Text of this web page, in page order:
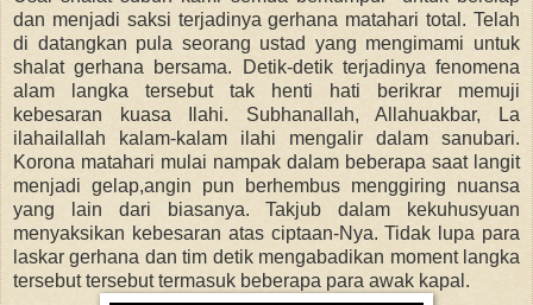
dan menjadi saksi terjadinya gerhana matahari total. Telah
di datangkan pula seorang ustad yang mengimami untuk
shalat gerhana bersama. Detik-detik terjadinya fenomena
alam langka tersebut tak henti hati berikrar memuji
kebesaran kuasa Ilahi. Subhanallah, Allahuakbar, La
ilahailallah kalam-kalam ilahi mengalir dalam sanubari.
Korona matahari mulai nampak dalam beberapa saat langit
menjadi gelap,angin pun berhembus menggiring nuansa
yang lain dari biasanya. Takjub dalam kekuhusyuan
menyaksikan kebesaran atas ciptaan-Nya. Tidak lupa para
laskar gerhana dan tim detik mengabadikan moment langka
tersebut tersebut termasuk beberapa para awak kapal.